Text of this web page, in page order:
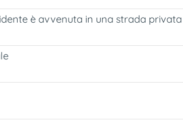
è avvenuta in una strada privata